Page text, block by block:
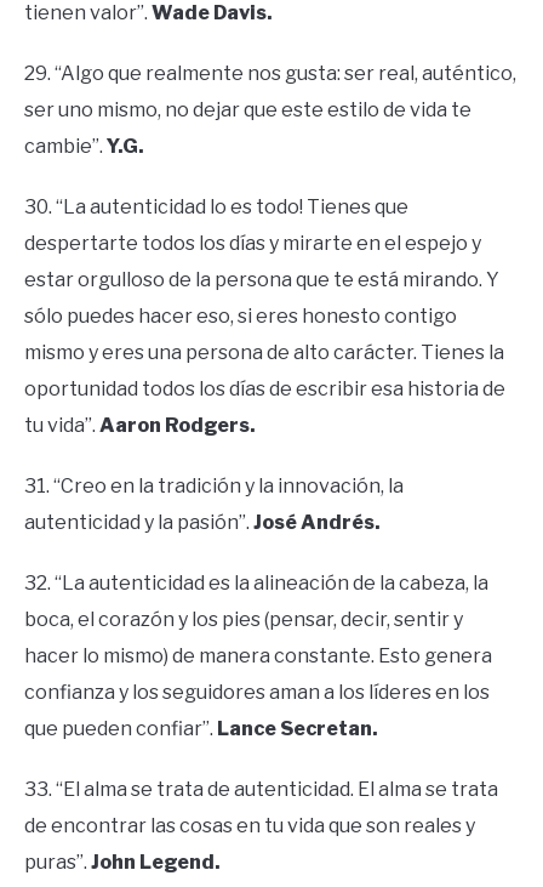
tienen valor”. Wade Davis.
29. “Algo que realmente nos gusta: ser real, auténtico,
ser uno mismo, no dejar que este estilo de vida te
cambie”. Y.G.
30. “La autenticidad lo es todo! Tienes que
despertarte todos los días y mirarte en el espejo y
estar orgulloso de la persona que te está mirando. Y
sólo puedes hacer eso, si eres honesto contigo
mismo y eres una persona de alto carácter. Tienes la
oportunidad todos los días de escribir esa historia de
tu vida”. Aaron Rodgers.
31. “Creo en la tradición y la innovación, la
autenticidad y la pasión”. José Andrés.
32. “La autenticidad es la alineación de la cabeza, la
boca, el corazón y los pies (pensar, decir, sentir y
hacer lo mismo) de manera constante. Esto genera
confianza y los seguidores aman a los líderes en los
que pueden confiar”. Lance Secretan.
33. “El alma se trata de autenticidad. El alma se trata
de encontrar las cosas en tu vida que son reales y
puras”. John Legend.